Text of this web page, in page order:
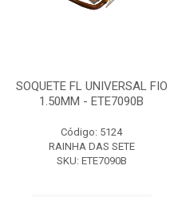
SOQUETE FL UNIVERSAL FIO
1.50MM - ETE7090B
Código: 5124
RAINHA DAS SETE
SKU: ETE7090B